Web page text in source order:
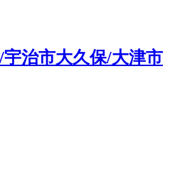
治市大久保/大津市